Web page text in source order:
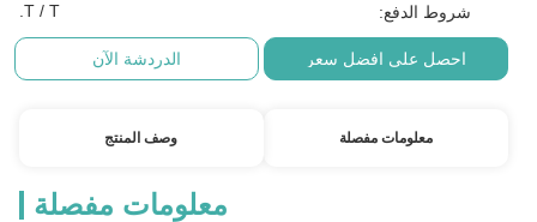
شروط الدفع: T / T.
احصل على افضل سعر الدردشة الآن
معلومات مفصلة وصف المنتج
معلومات مفصلة